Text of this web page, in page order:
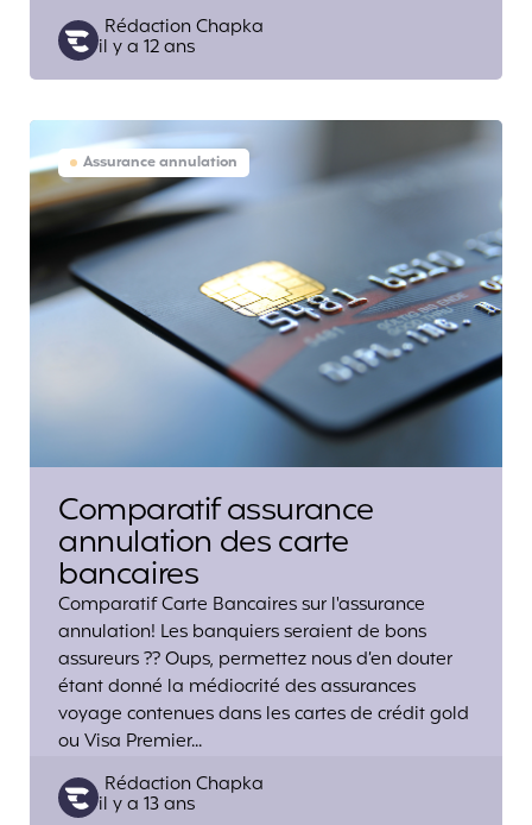
Posted
by
Rédaction Chapka
il y a 12 ans
Assurance annulation
Comparatif assurance
annulation des carte
bancaires
Comparatif Carte Bancaires sur l'assurance
annulation! Les banquiers seraient de bons
assureurs ?? Oups, permettez nous d’en douter
étant donné la médiocrité des assurances
voyage contenues dans les cartes de crédit gold
ou Visa Premier...
Posted
by
Rédaction Chapka
il y a 13 ans